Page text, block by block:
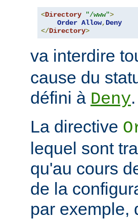
<Directory "/www">
Order Allow, Deny
</Directory>
va interdire
cause du
défini à Deny.
La directive
lequel sont
qu'au cours
de la
par exemple,